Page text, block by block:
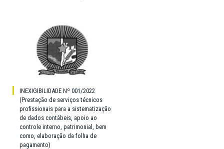
INEXIGIBILIDADE Nº 001/2022
(Prestação de serviços técnicos
profissionais para a sistematização
de dados contábeis, apoio ao
controle interno, patrimonial, bem
como, elaboração da folha de
pagamento)